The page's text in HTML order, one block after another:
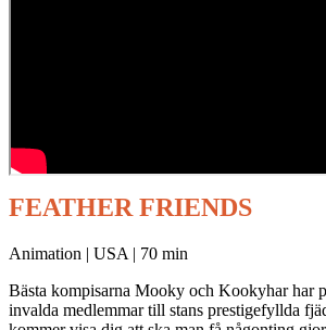
FEATHER FRIENDS
Animation | USA | 70 min
Bästa kompisarna Mooky och Kookyhar har
invalda medlemmar till stans prestigefyllda